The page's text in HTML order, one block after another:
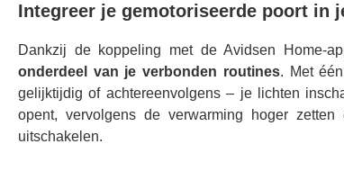
Integreer je gemotoriseerde poort in
Dankzij de koppeling met de Avidsen Home-
onderdeel van je verbonden routines. Met
gelijktijdig of achtereenvolgens – je lichten
opent, vervolgens de verwarming hoger zetten
uitschakelen.